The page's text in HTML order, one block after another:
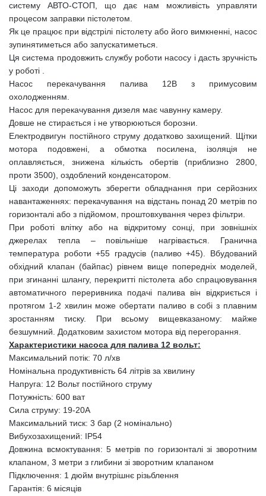
систему АВТО-СТОП, що дає нам можливість управляти
процесом заправки пістолетом.
Як це працює при відстрілі пістолету або його вимкненні, насос
зупинятиметься або запускатиметься.
Ця система продовжить службу роботи насосу і дасть зручність
у роботі .
Насос перекачування палива 12В з примусовим
охолодженням.
Насос для перекачування дизеля має чавунну камеру.
Довше не стирається і не утворюються борозни.
Електродвигун постійного струму додатково захищений. Щітки
мотора подовжені, а обмотка посилена, ізоляція не
оплавляється, знижена кількість обертів (приблизно 2800,
проти 3500), оздоблений конденсатором.
Ці заходи допоможуть зберегти обладнання при серйозних
навантаженнях: перекачування на відстань понад 20 метрів по
горизонталі або з підйомом, проштовхування через фільтри.
При роботі влітку або на відкритому сонці, при зовнішніх
джерелах тепла – повільніше нагрівається. Гранична
температура роботи +55 градусів (паливо +45). Вбудований
обхідний клапан (байпас) рівнем вище попередніх моделей,
при згинанні шлангу, перекритті пістолета або спрацювування
автоматичного переривника подачі палива він відкриється і
протягом 1-2 хвилин може обертати паливо в собі з плавним
зростанням тиску. При всьому вищевказаному: майже
безшумний. Додатковим захистом мотора від перегорання.
Характеристики насоса для палива 12 вольт:
Максимальний потік: 70 л/хв
Номінальна продуктивність 64 літрів за хвилину
Напруга: 12 Вольт постійного струму
Потужність: 600 ват
Сила струму: 19-20A
Максимальний тиск: 3 бар (2 номінально)
Вибухозахищений: IP54
Довжина всмоктування: 5 метрів по горизонталі зі зворотним
клапаном, 3 метри з глибини зі зворотним клапаном
Підключення: 1 дюйм внутрішнє різьблення
Гарантія: 6 місяців